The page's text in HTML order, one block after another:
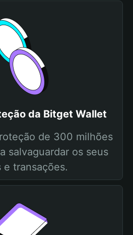
da Bitget Wallet
de 300 milhões
salvaguardar os seus
e transações.